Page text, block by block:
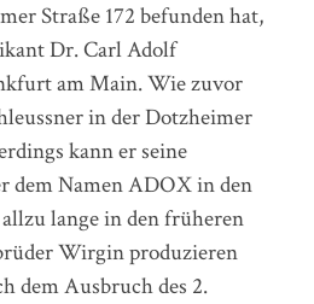
Straße 172 befunden hat,
Dr. Carl Adolf
am Main. Wie zuvor
in der Dotzheimer
kann er seine
dem Namen ADOX in den
lange in den früheren
Wirgin produzieren
dem Ausbruch des 2.